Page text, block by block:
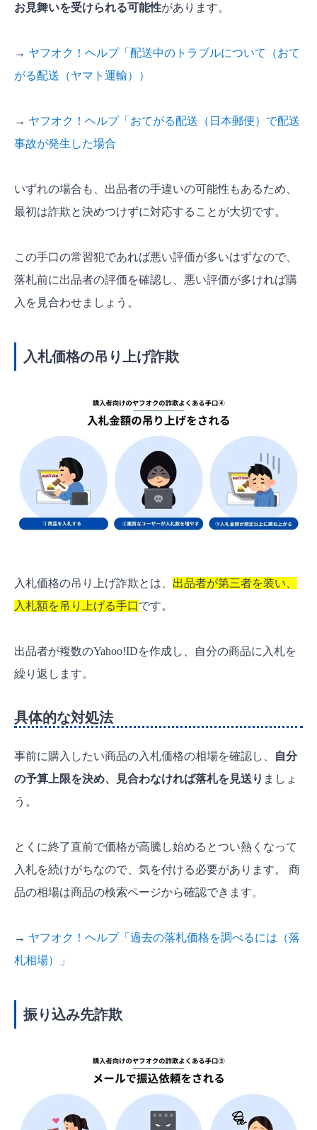
お見舞いを受けられる可能性があります。
→ ヤフオク！ヘルプ「配送中のトラブルについて（おて
がる配送（ヤマト運輸））
→ ヤフオク！ヘルプ「おてがる配送（日本郵便）で配送
事故が発生した場合
いずれの場合も、出品者の手違いの可能性もあるため、
最初は詐欺と決めつけずに対応することが大切です。
この手口の常習犯であれば悪い評価が多いはずなので、
落札前に出品者の評価を確認し、悪い評価が多ければ購
入を見合わせましょう。
入札価格の吊り上げ詐欺
入札価格の吊り上げ詐欺とは、 出品者が第三者を装い、
入札額を吊り上げる手口です。
出品者が複数のYahoo!IDを作成し、自分の商品に入札を
繰り返します。
具体的な対処法
事前に購入したい商品の入札価格の相場を確認し、
自分
の予算上限を決め、見合わなければ落札を見送り ましょ
う。
とくに終了直前で価格が高騰し始めるとつい熱くなって
入札を続けがちなので、気を付ける必要があります。 商
品の相場は商品の検索ページから確認できます。
→ ヤフオク！ヘルプ「過去の落札価格を調べるには（落
札相場）」
振り込み先詐欺